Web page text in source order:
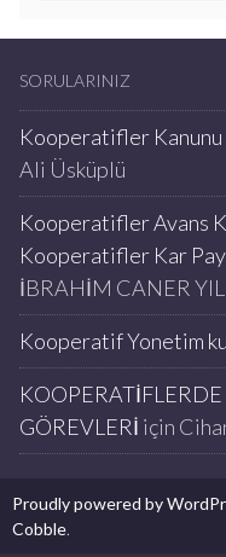
SORULARINIZ
Kooperatifler
Ali Üsküplü
Kooperatifler Avans
Kooperatifler Kar
İBRAHİM CANER
Kooperatif Yonetim
GÖREVLERİ için
Proudly powered by
Cobble.